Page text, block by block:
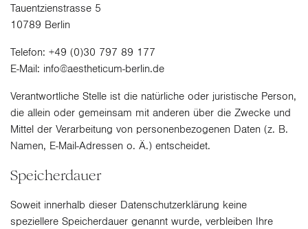
Tauentzienstrasse 5
10789 Berlin
Telefon: +49 (0)30 797 89 177
E-Mail: info@aestheticum-berlin.de
Verantwortliche Stelle ist die natürliche oder juristische Person,
die allein oder gemeinsam mit anderen über die Zwecke und
Mittel der Verarbeitung von personenbezogenen Daten (z. B.
Namen, E-Mail-Adressen o. Ä.) entscheidet.
Speicherdauer
Soweit innerhalb dieser Datenschutzerklärung keine
speziellere Speicherdauer genannt wurde, verbleiben Ihre